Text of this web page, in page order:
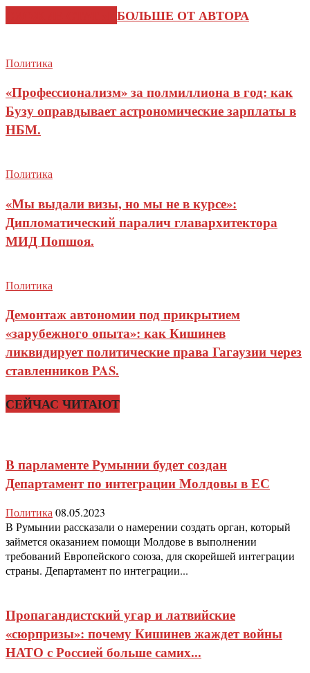
БОЛЬШЕ ОТ АВТОРА
Политика
«Профессионализм» за полмиллиона в год: как
Бузу оправдывает астрономические зарплаты в
НБМ.
Политика
«Мы выдали визы, но мы не в курсе»:
Дипломатический паралич главархитектора
МИД Попшоя.
Политика
Демонтаж автономии под прикрытием
«зарубежного опыта»: как Кишинев
ликвидирует политические права Гагаузии через
ставленников PAS.
СЕЙЧАС ЧИТАЮТ
В парламенте Румынии будет создан
Департамент по интеграции Молдовы в ЕС
Политика08.05.2023
В Румынии рассказали о намерении создать орган, который
займется оказанием помощи Молдове в выполнении
требований Европейского союза, для скорейшей интеграции
страны. Департамент по интеграции...
Пропагандистский угар и латвийские
«сюрпризы»: почему Кишинев жаждет войны
НАТО с Россией больше самих...